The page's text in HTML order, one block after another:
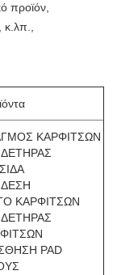
προϊόν,
ΚΑΡΦΙΤΣΩΝ
ΚΑΡΦΙΤΣΩΝ
PAD